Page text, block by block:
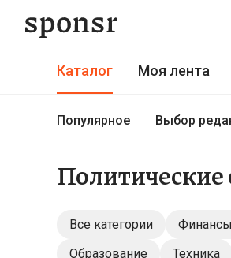
Каталог Моя лента
Популярное Выбор
Политические
Все категории Финансы
Образование
Техника